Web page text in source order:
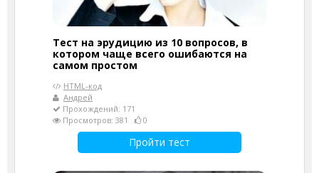
Тест на эрудицию из 10 вопросов, в
котором чаще всего ошибаются на
самом простом
HTML-код
Андрей
Прохождений: 171
Просмотров: 381
0
Пройти тест